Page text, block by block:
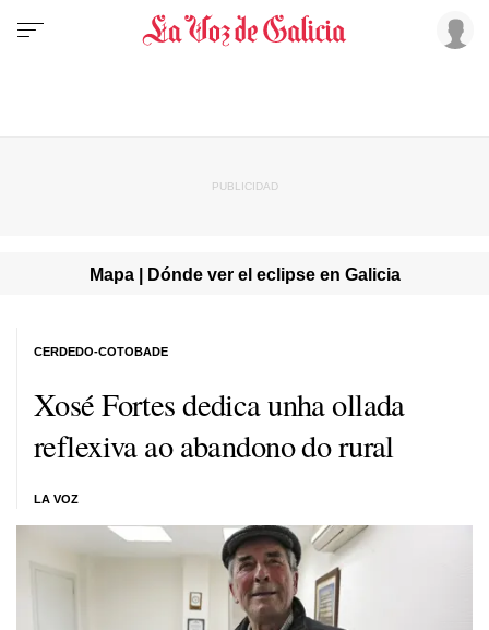
Mapa | Dónde ver el eclipse en Galicia
Xosé Fortes dedica unha ollada
reflexiva ao abandono do rural
LA VOZ
CERDEDO-COTOBADE